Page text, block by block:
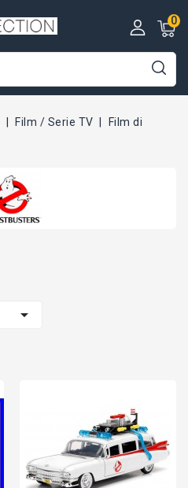
0
Film / Serie TV
Film di
